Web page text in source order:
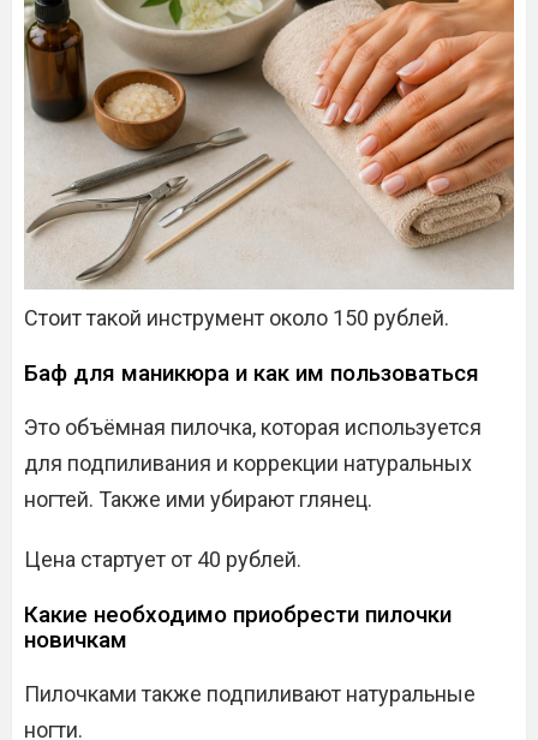
Стоит такой инструмент около 150 рублей.
Баф для маникюра и как им пользоваться
Это объёмная пилочка, которая используется
для подпиливания и коррекции натуральных
ногтей. Также ими убирают глянец.
Цена стартует от 40 рублей.
Какие необходимо приобрести пилочки
новичкам
Пилочками также подпиливают натуральные
ногти.